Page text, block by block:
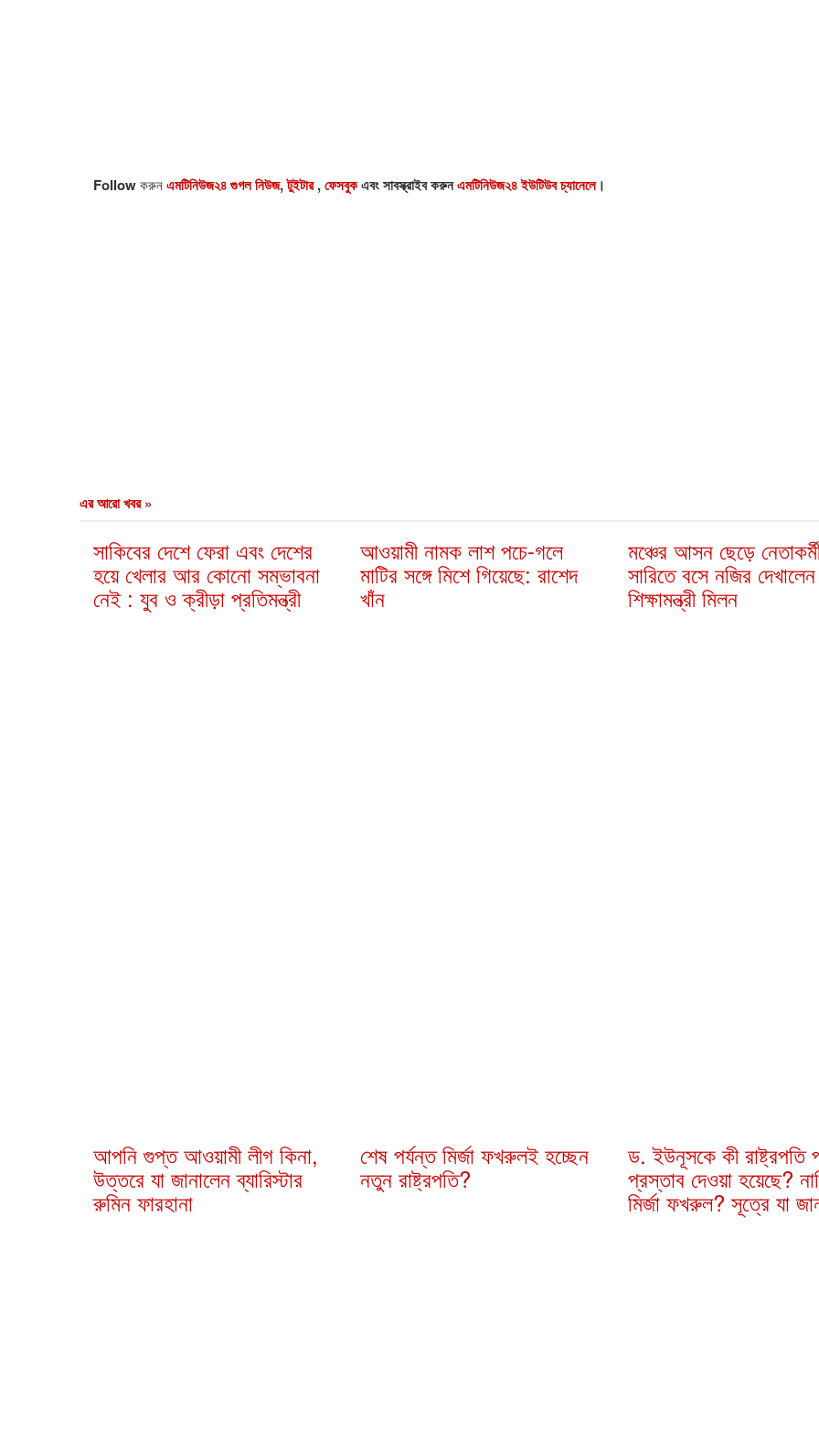
Followকরুনএমটিনিউজ২৪ গুগল নিউজ,টুইটার,ফেসবুকএবং সাবস্ক্রাইব করুনএমটিনিউজ২৪ ইউটিউব চ্যানেলে।
এর আরো খবর »
সাকিবের দেশে ফেরা এবং দেশের
হয়ে খেলার আর কোনো সম্ভাবনা
নেই : যুব ও ক্রীড়া প্রতিমন্ত্রী
আওয়ামী নামক লাশ পচে-গলে
মাটির সঙ্গে মিশে গিয়েছে: রাশেদ
খাঁন
মঞ্চের আসন ছেড়ে
সারিতে বসে নজির দেখালেন
শিক্ষামন্ত্রী মিলন
আপনি গুপ্ত আওয়ামী লীগ কিনা,
উত্তরে যা জানালেন ব্যারিস্টার
রুমিন ফারহানা
শেষ পর্যন্ত মির্জা ফখরুলই হচ্ছেন
নতুন রাষ্ট্রপতি?
ড. ইউনূসকে কী রাষ্ট্রপতি
প্রস্তাব দেওয়া হয়েছে?
মির্জা ফখরুল? সূত্রে যা